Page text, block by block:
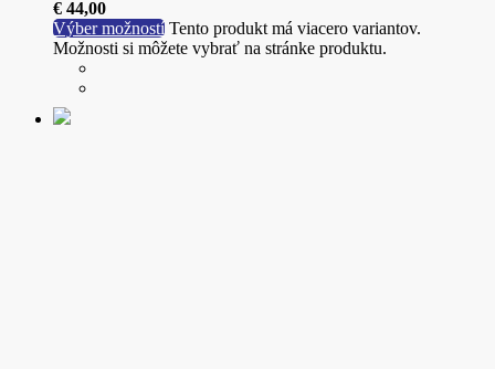
€ 44,00
Výber možností Tento produkt má viacero variantov.
Možnosti si môžete vybrať na stránke produktu.